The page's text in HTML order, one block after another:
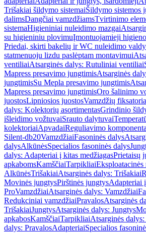
Trišakiai šildymo sistemaiŠildymo sistemos
dalimsDangčiai vamzdžiamsTvirtinimo
sistemaHigieniniai nuleidimo mazgai
su higieniniu plovimuĮmontuojamieji
Priedai, skirti bakelių ir WC nuleidimo
statmenuoju lizdu paslėptam montavimui
ventiliaiAtsarginės dalys: Rutuliniai ventiliai
Mapress presavimo jungtimisAtsarginės
jungtimisSu Mepla presavimo jungtimis
Mapress presavimo jungtimisOro šalinimo
juostosLipniosios juostosVamzdžių
dalys: Kolektorių asortimentasGrindinio
išleidimo vožtuvaiSrauto dalytuvai
kolektoriaiApvadaiReguliavimo
Silent-db20VamzdžiaiFasoninės dalys
dalysAlkūnėsSpecialios fasoninės dalys
dalys: Adapteriai į kitas medžiagasPrietaisų
apkabomsKamščiaiTarpikliaiEksploatacinės
AlkūnėsTrišakiaiAtsarginės dalys: Trišakiai
Movinės jungtysPirštinės jungtysAdapteriai
ProVamzdžiaiAtsarginės dalys: Vamzdžiai
Redukciniai vamzdžiaiPravalosAtsarginės
TrišakiaiJungtysAtsarginės dalys: Jungtys
apkabosKamščiaiTarpikliaiAtsarginės
dalys: PravalosAdapteriaiSpecialios